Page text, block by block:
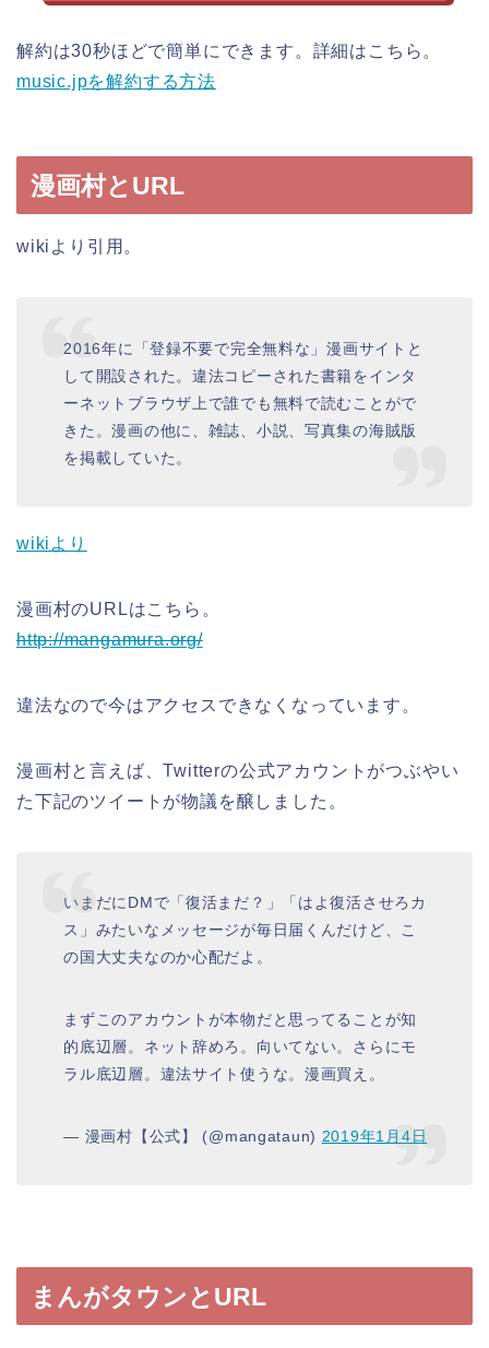
解約は30秒ほどで簡単にできます。詳細はこちら。
music.jpを解約する方法
漫画村とURL
wikiより引用。
2016年に「登録不要で完全無料な」漫画サイトと
して開設された。違法コピーされた書籍をインタ
ーネットブラウザ上で誰でも無料で読むことがで
きた。漫画の他に、雑誌、小説、写真集の海賊版
を掲載していた。
wikiより
漫画村のURLはこちら。
http://mangamura.org/
違法なので今はアクセスできなくなっています。
漫画村と言えば、Twitterの公式アカウントがつぶやい
た下記のツイートが物議を醸しました。
いまだにDMで「復活まだ？」「はよ復活させろカ
ス」みたいなメッセージが毎日届くんだけど、こ
の国大丈夫なのか心配だよ。
まずこのアカウントが本物だと思ってることが知
的底辺層。ネット辞めろ。向いてない。さらにモ
ラル底辺層。違法サイト使うな。漫画買え。
— 漫画村【公式】 (@mangataun) 2019年1月4日
まんがタウンとURL